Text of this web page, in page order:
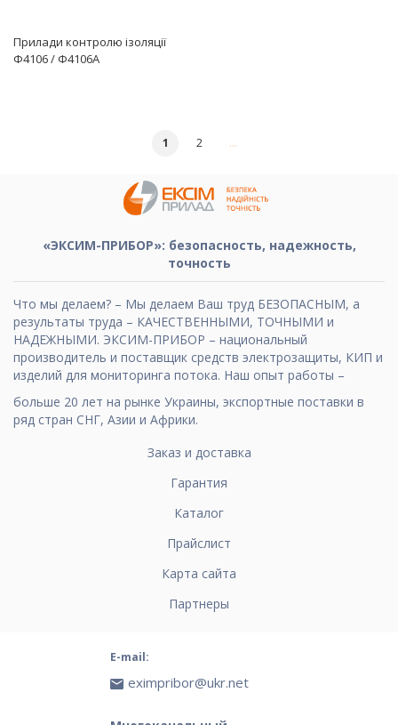
Прилади контролю ізоляції
Ф4106 / Ф4106А
Страница
You're currently reading page
1 Страница
2 Страница
Дальше
«ЭКСИМ-ПРИБОР»: безопасность, надежность,
точность
Что мы делаем? – Мы делаем Ваш труд БЕЗОПАСНЫМ, а
результаты труда – КАЧЕСТВЕННЫМИ, ТОЧНЫМИ и
НАДЕЖНЫМИ. ЭКСИМ-ПРИБОР – национальный
производитель и поставщик средств электрозащиты, КИП и
изделий для мониторинга потока. Наш опыт работы –
больше 20 лет на рынке Украины, экспортные поставки в
ряд стран СНГ, Азии и Африки.
Заказ и доставка
Гарантия
Каталог
Прайслист
Карта сайта
Партнеры
E-mail:
eximpribor@ukr.net